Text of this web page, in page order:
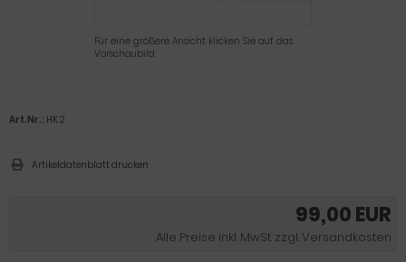
Für eine größere Ansicht klicken Sie auf das
Vorschaubild
99,00 EUR
Alle Preise inkl. MwSt. zzgl. Versandkosten
Art.Nr.: HK 2
Artikeldatenblatt drucken